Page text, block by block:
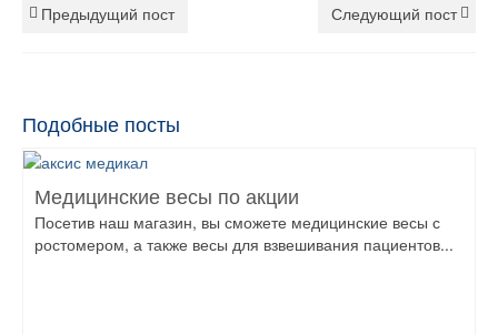
Предыдущий пост Следующий пост
Подобные посты
Медицинские весы по акции
Посетив наш магазин, вы сможете медицинские весы с
ростомером, а также весы для взвешивания пациентов...